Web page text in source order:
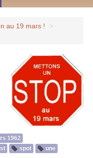
au 19 mars !
>
1962
spot une